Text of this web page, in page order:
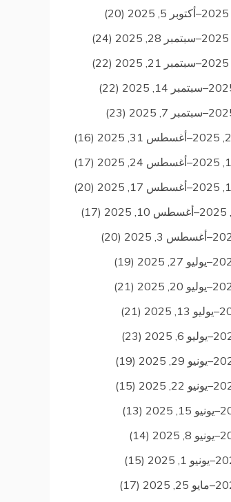
(20)
(24)
(22)
(22)
(23)
(16)
(17)
(20)
(17)
(20)
(19)
(21)
(21)
(23)
(19)
(15)
(13)
(14)
(15)
(17)